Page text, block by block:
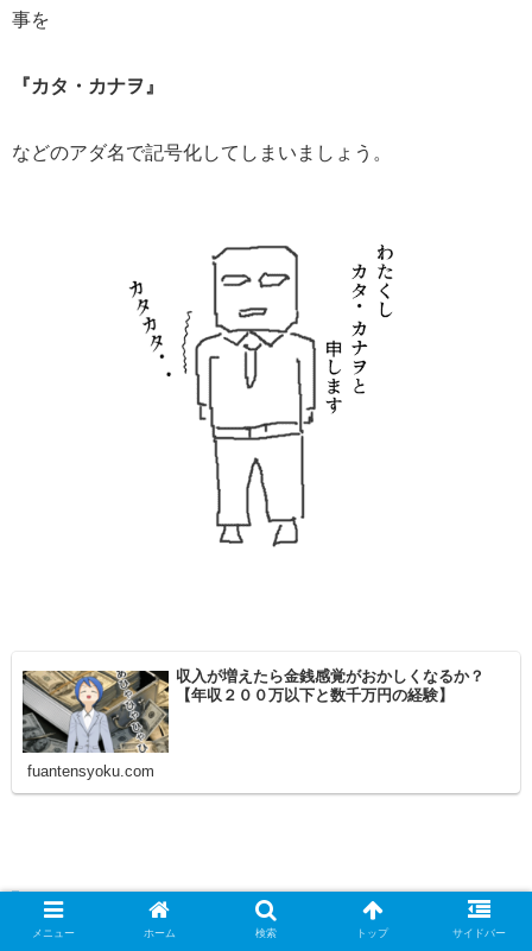
事を
『カタ・カナヲ』
などのアダ名で記号化してしまいましょう。
収入が増えたら金銭感覚がおかしくなるか？
【年収２００万以下と数千万円の経験】
fuantensyoku.com
利用すべき彼らの能力
メニュー ホーム 検索 トップ サイドバー